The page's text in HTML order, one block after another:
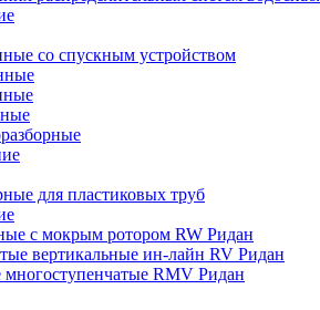
со спускным устройством
для пластиковых труб
с мокрым ротором RW Ридан
вертикальные ин-лайн RV Ридан
RMV Ридан